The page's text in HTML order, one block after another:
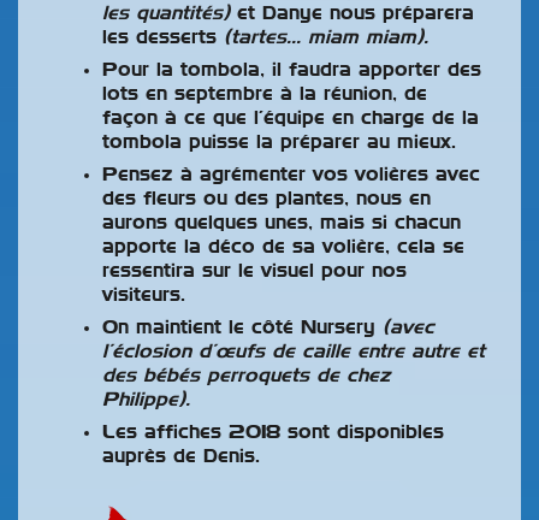
les quantités)et Danye nous préparera
les desserts (tartes… miam miam).
Pour la tombola, il faudra apporter des
lots en septembre à la réunion, de
façon à ce que l’équipe en charge de la
tombola puisse la préparer au mieux.
Pensez à agrémenter vos volières avec
des fleurs ou des plantes, nous en
aurons quelques unes, mais si chacun
apporte la déco de sa volière, cela se
ressentira sur le visuel pour nos
visiteurs.
On maintient le côté Nursery (avec
l’éclosion d’œufs de caille entre autre et
des bébés perroquets de chez
Philippe).
Les affiches 2018 sont disponibles
auprès de Denis.